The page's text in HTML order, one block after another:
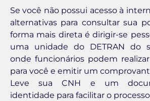
Se você não possui acesso à
alternativas para consultar sua
forma mais direta é dirigir-se
uma unidade do DETRAN do
onde funcionários podem
para você e emitir um
Leve sua CNH e um
identidade para facilitar o